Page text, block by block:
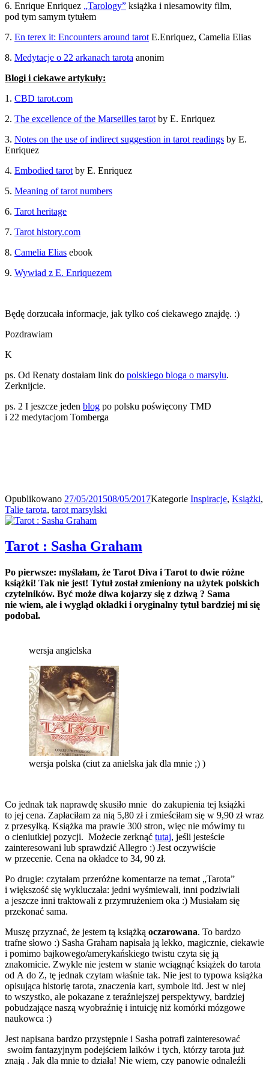
6. Enrique Enriquez „Tarology” książka i niesamowity film,
pod tym samym tytułem
7. En terex it: Encounters around tarot E.Enriquez, Camelia Elias
8. Medytacje o 22 arkanach tarota anonim
Blogi i ciekawe artykuły:
1. CBD tarot.com
2. The excellence of the Marseilles tarot by E. Enriquez
3. Notes on the use of indirect suggestion in tarot readings by E.
Enriquez
4. Embodied tarot by E. Enriquez
5. Meaning of tarot numbers
6. Tarot heritage
7. Tarot history.com
8. Camelia Elias ebook
9. Wywiad z E. Enriquezem
Będę dorzucała informacje, jak tylko coś ciekawego znajdę. :)
Pozdrawiam
K
ps. Od Renaty dostałam link do polskiego bloga o marsylu.
Zerknijcie.
ps. 2 I jeszcze jeden blog po polsku poświęcony TMD
i 22 medytacjom Tomberga
Opublikowano 27/05/201508/05/2017Kategorie Inspiracje, Książki,
Talie tarota, tarot marsylski
Tarot : Sasha Graham
Po pierwsze: myślałam, że Tarot Diva i Tarot to dwie różne
książki! Tak nie jest! Tytuł został zmieniony na użytek polskich
czytelników. Być może diwa kojarzy się z dziwą ? Sama
nie wiem, ale i wygląd okładki i oryginalny tytuł bardziej mi się
podobał.
wersja angielska
wersja polska (ciut za anielska jak dla mnie ;) )
Co jednak tak naprawdę skusiło mnie do zakupienia tej książki
to jej cena. Zapłaciłam za nią 5,80 zł i zmieściłam się w 9,90 zł wraz
z przesyłką. Książka ma prawie 300 stron, więc nie mówimy tu
o cieniutkiej pozycji. Możecie zerknąć tutaj, jeśli jesteście
zainteresowani lub sprawdzić Allegro :) Jest oczywiście
w przecenie. Cena na okładce to 34, 90 zł.
Po drugie: czytałam przeróżne komentarze na temat „Tarota”
i większość się wykluczała: jedni wyśmiewali, inni podziwiali
a jeszcze inni traktowali z przymrużeniem oka :) Musiałam się
przekonać sama.
Muszę przyznać, że jestem tą książką oczarowana. To bardzo
trafne słowo :) Sasha Graham napisała ją lekko, magicznie, ciekawie
i pomimo bajkowego/amerykańskiego twistu czyta się ją
znakomicie. Zwykle nie jestem w stanie wciągnąć książek do tarota
od A do Z, tę jednak czytam właśnie tak. Nie jest to typowa książka
opisująca historię tarota, znaczenia kart, symbole itd. Jest w niej
to wszystko, ale pokazane z teraźniejszej perspektywy, bardziej
pobudzające naszą wyobraźnię i intuicję niż komórki mózgowe
naukowca :)
Jest napisana bardzo przystępnie i Sasha potrafi zainteresować
swoim fantazyjnym podejściem laików i tych, którzy tarota już
znają . Jak dla mnie to działa! Nie wiem, czy panowie odnaleźli